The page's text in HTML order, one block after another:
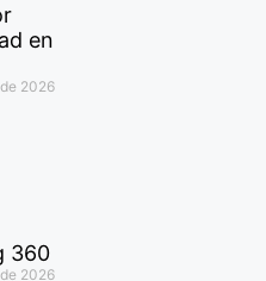
en
2026
360
2026